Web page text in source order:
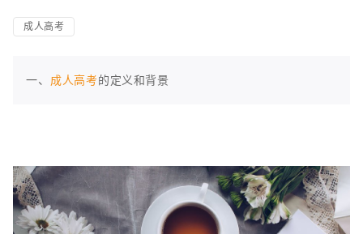
成人高考
一、 成人高考的定义和背景